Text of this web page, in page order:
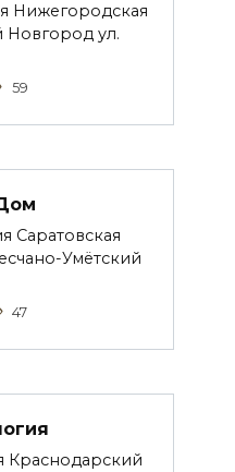
Нижегородская
Новгород ул.
59
Саратовская
Умётский
47
Краснодарский